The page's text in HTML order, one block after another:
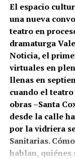
El espacio
una nueva
teatro en
dramaturga
Noticia, el
virtuales en
llenas en
cuando el
obras –Santa
desde la calle
por la vidriera
Sanitarias.
hablan, quiénes